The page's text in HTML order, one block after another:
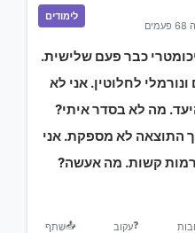
לימודים
כבר פעם שלישית.
לחלוטין. אני לא
מה לא בסדר איתי?
התוצאה לא מספקת. אני
קשות. מה אעשה?
❓עקוב 📤שתף